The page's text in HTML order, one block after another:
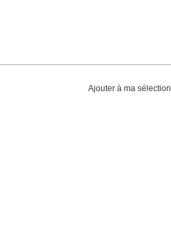
Ajouter à ma sélection